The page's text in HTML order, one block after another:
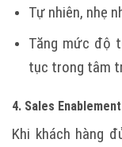
Tự nhiên, nhẹ
Tăng mức độ
tục trong tâm
4. Sales Enablement
Khi khách hàng